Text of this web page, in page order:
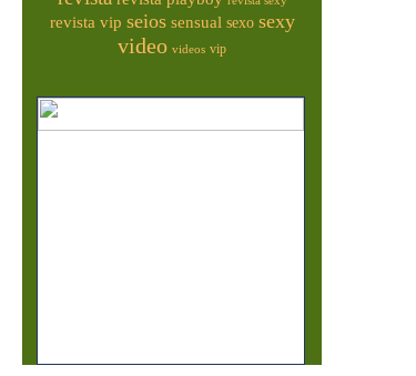
revista vip seios sensual sexo sexy
video videos vip